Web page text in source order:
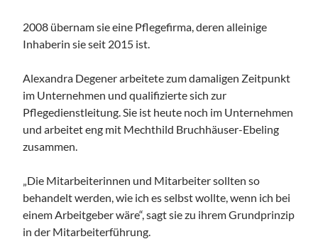
2008 übernam sie eine Pflegefirma, deren alleinige
Inhaberin sie seit 2015 ist.
Alexandra Degener arbeitete zum damaligen Zeitpunkt
im Unternehmen und qualifizierte sich zur
Pflegedienstleitung. Sie ist heute noch im Unternehmen
und arbeitet eng mit Mechthild Bruchhäuser-Ebeling
zusammen.
„Die Mitarbeiterinnen und Mitarbeiter sollten so
behandelt werden, wie ich es selbst wollte, wenn ich bei
einem Arbeitgeber wäre“, sagt sie zu ihrem Grundprinzip
in der Mitarbeiterführung.